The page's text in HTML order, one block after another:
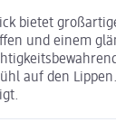
bietet
und einem
auf den